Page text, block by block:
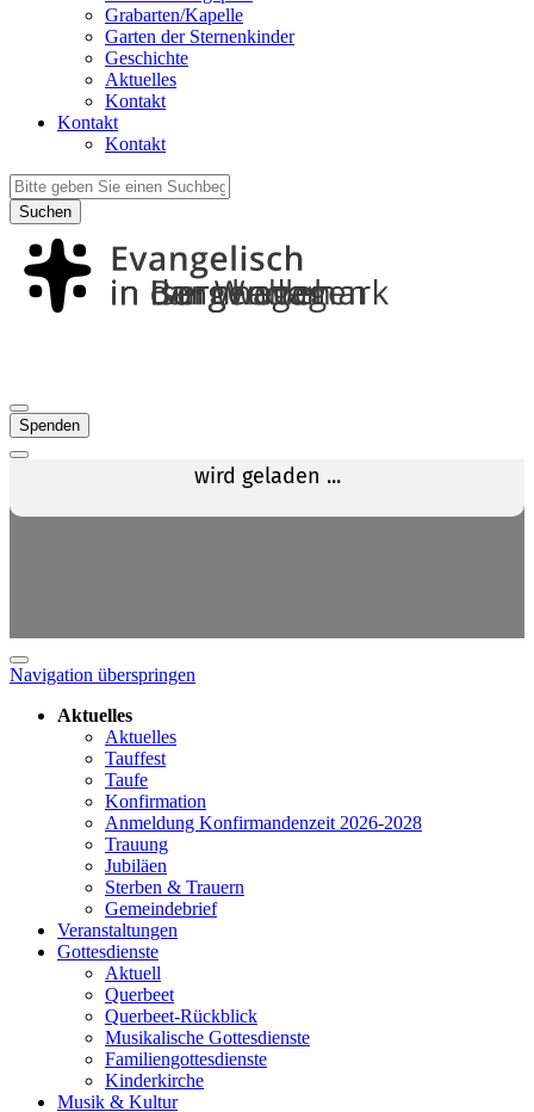
Grabarten/Kapelle
Garten der Sternenkinder
Geschichte
Aktuelles
Kontakt
Kontakt
Kontakt
Suchen
Spenden
Navigation überspringen
Aktuelles
Aktuelles
Tauffest
Taufe
Konfirmation
Anmeldung Konfirmandenzeit 2026-2028
Trauung
Jubiläen
Sterben & Trauern
Gemeindebrief
Veranstaltungen
Gottesdienste
Aktuell
Querbeet
Querbeet-Rückblick
Musikalische Gottesdienste
Familiengottesdienste
Kinderkirche
Musik & Kultur